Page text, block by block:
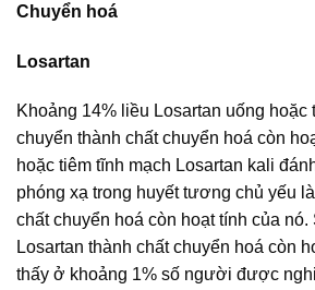
Chuyển hoá
Losartan
Khoảng 14% liều Losartan uống hoặc
chuyển thành chất chuyển hoá còn
hoặc tiêm tĩnh mạch Losartan kali
phóng xạ trong huyết tương chủ yếu
chất chuyển hoá còn hoạt tính của
Losartan thành chất chuyển hoá còn
thấy ở khoảng 1% số người được